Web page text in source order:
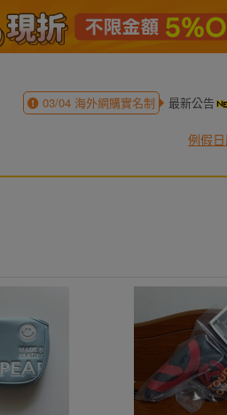
03/04海外網購實名制 最新公告
例假